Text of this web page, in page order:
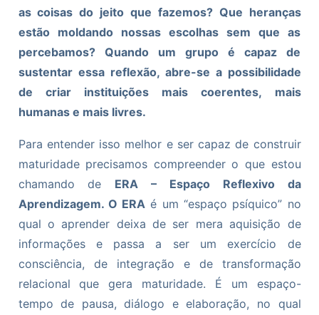
as coisas do jeito que fazemos? Que heranças
estão moldando nossas escolhas sem que as
percebamos? Quando um grupo é capaz de
sustentar essa reflexão, abre-se a possibilidade
de criar instituições mais coerentes, mais
humanas e mais livres.
Para entender isso melhor e ser capaz de construir
maturidade precisamos compreender o que estou
chamando de ERA – Espaço Reflexivo da
Aprendizagem. O ERA é um “espaço psíquico” no
qual o aprender deixa de ser mera aquisição de
informações e passa a ser um exercício de
consciência, de integração e de transformação
relacional que gera maturidade. É um espaço-
tempo de pausa, diálogo e elaboração, no qual